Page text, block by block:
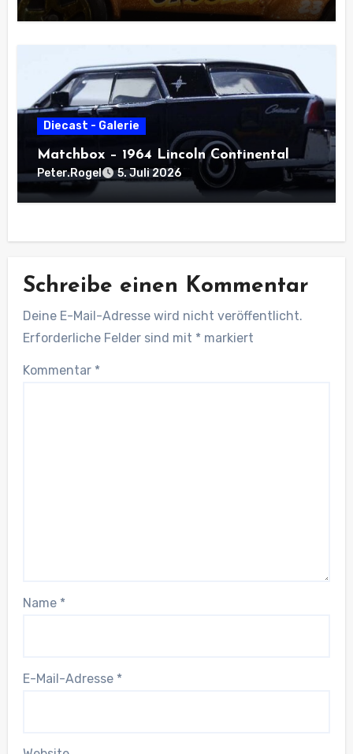
Diecast - Galerie
Matchbox – 1964 Lincoln Continental
Peter.Rogel 5. Juli 2026
Schreibe einen Kommentar
Deine E-Mail-Adresse wird nicht veröffentlicht.
Erforderliche Felder sind mit * markiert
Kommentar *
Name *
E-Mail-Adresse *